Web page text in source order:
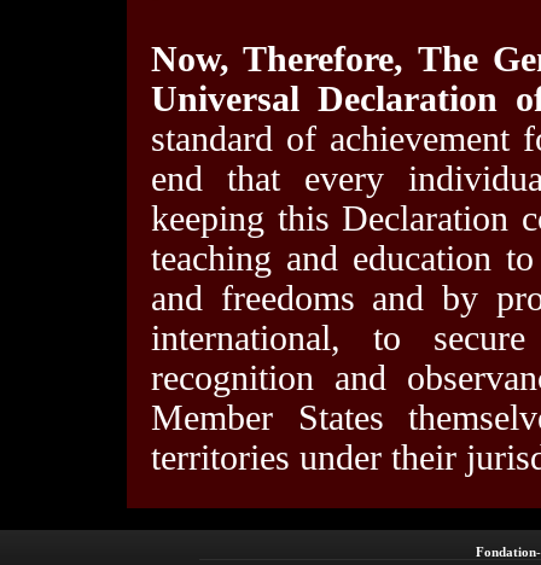
Now, Therefore, The
Universal Declaration
standard of achievement
end that every
keeping this Declaration
teaching and education
and freedoms and by
international, to
recognition and
Mem­ber States
territories under their
Fondation